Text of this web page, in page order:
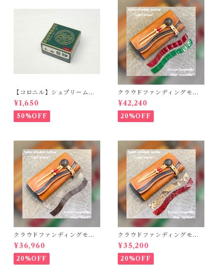
【コロニル】シュプリームク
リームDX バーガンディ
¥1,650
50%OFF
クラウドファンディングモデ
ル！Cactus・カクタス ロン
グウォレット（CWBL-03）
インレイ・クロコダイル × イ
タリアンショルダーレザー
¥42,240
20%OFF
クラウドファンディングモデ
ル！Cactus・カクタス ロン
グウォレット（CWBL-03）
インレイ・リザード × イタリ
アンショルダーレザー コン
¥36,960
20%OFF
クラウドファンディングモデ
ル！Cactus・カクタス ロン
グウォレット（CWBL-03）
インレイ・パイソン × イタリ
アンショルダーレザー コン
¥35,200
20%OFF